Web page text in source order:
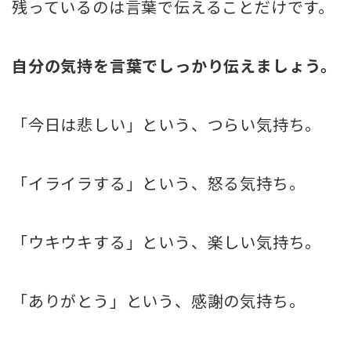
残っているのは言葉で伝えることだけです。
自分の気持を言葉でしっかり伝えましょう。
「今日は悲しい」という、つらい気持ち。
「イライラする」という、怒る気持ち。
「ウキウキする」という、楽しい気持ち。
「ありがとう」という、感謝の気持ち。